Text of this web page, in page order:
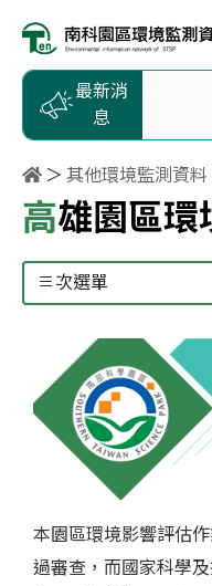
最新消
息
其他環境監測資料
高雄園區
次選單
本園區環境影響評估
過審查，而國家科學